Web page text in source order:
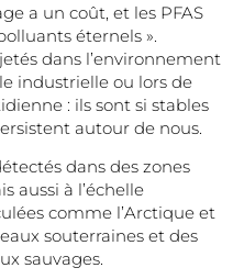
a un coût, et les PFAS
éternels ».
dans l’environnement
industrielle ou lors de
: ils sont si stables
autour de nous.
dans des zones
aussi à l’échelle
comme l’Arctique et
souterraines et des
sauvages.